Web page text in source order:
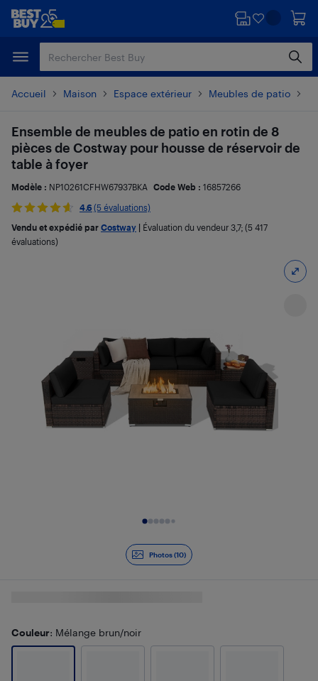
Passer
principal
Passer
Accueil Maison Espace extérieur Meubles de patio
Photos (10)
Ensemble de meubles de patio en rotin de 8
pièces de Costway pour housse de réservoir de
table à foyer
Modèle : NP10261CFHW67937BKA Code Web : 16857266
4.6 (5 évaluations)
Vendu et expédié par Costway Évaluation du vendeur 3,7; (5 417
évaluations)
Couleur: Mélange brun/noir